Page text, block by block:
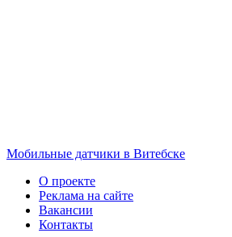
Мобильные датчики в Витебске
О проекте
Реклама на сайте
Вакансии
Контакты